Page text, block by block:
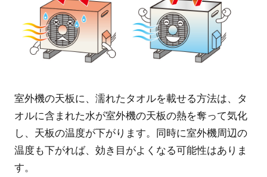
室外機の天板に、濡れたタオルを載せる方法は、タ
オルに含まれた水が室外機の天板の熱を奪って気化
し、天板の温度が下がります。同時に室外機周辺の
温度も下がれば、効き目がよくなる可能性はありま
す。